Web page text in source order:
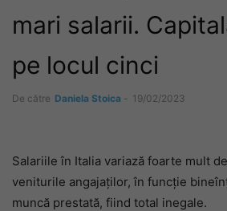
mari salarii.
pe locul cinci
De către Daniela Stoica - 19/02/2023
Salariile în Italia variază foarte mult
veniturile angajaților, în funcție
muncă prestată, fiind total inegale.